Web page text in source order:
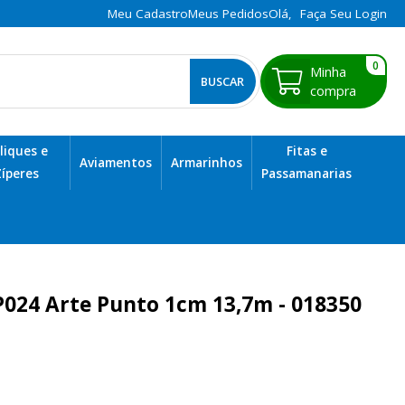
Meu CadastroMeus PedidosOlá, Faça Seu Login
BUSCAR
0
e
Aviamentos Armarinhos
Fitas e
Passamanarias
Arte Punto 1cm 13,7m - 018350